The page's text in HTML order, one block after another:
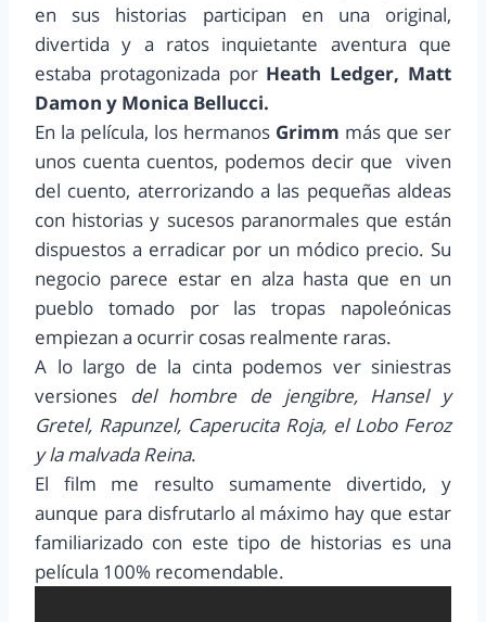
en sus historias participan en una original,
divertida y a ratos inquietante aventura que
estaba protagonizada por Heath Ledger, Matt
Damon y Monica Bellucci.
En la película, los hermanos Grimm más que ser
unos cuenta cuentos, podemos decir que viven
del cuento, aterrorizando a las pequeñas aldeas
con historias y sucesos paranormales que están
dispuestos a erradicar por un módico precio. Su
negocio parece estar en alza hasta que en un
pueblo tomado por las tropas napoleónicas
empiezan a ocurrir cosas realmente raras.
A lo largo de la cinta podemos ver siniestras
versiones del hombre de jengibre, Hansel y
Gretel, Rapunzel, Caperucita Roja, el Lobo Feroz
y la malvada Reina.
El film me resulto sumamente divertido, y
aunque para disfrutarlo al máximo hay que estar
familiarizado con este tipo de historias es una
película 100% recomendable.